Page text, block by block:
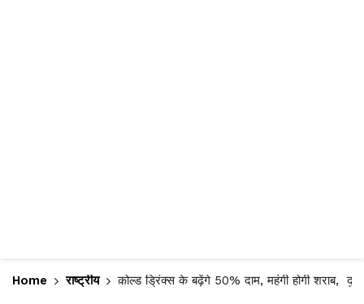
Home राष्ट्रीय कोल्ड ड्रिंक्स के बढ़ेंगे 50% दाम, महंगी होगी शराब,